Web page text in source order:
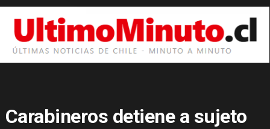
Carabineros detiene a sujeto